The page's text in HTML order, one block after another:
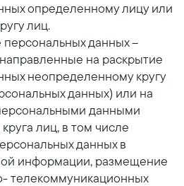
определенному лицу или
лиц.
данных –
на раскрытие
неопределенному кругу
данных) или на
данными
лиц, в том числе
данных в
информации, размещение
телекоммуникационных